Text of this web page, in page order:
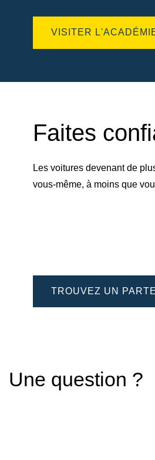
VISITER
Faites
Les voitures devenant de
vous-même, à moins que
TROUVEZ UN
Une question ?